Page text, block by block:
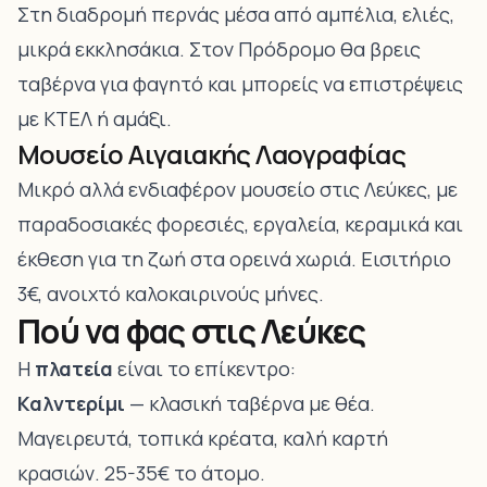
Στη διαδρομή περνάς μέσα από αμπέλια, ελιές,
μικρά εκκλησάκια. Στον Πρόδρομο θα βρεις
ταβέρνα για φαγητό και μπορείς να επιστρέψεις
με ΚΤΕΛ ή αμάξι.
Μουσείο Αιγαιακής Λαογραφίας
Μικρό αλλά ενδιαφέρον μουσείο στις Λεύκες, με
παραδοσιακές φορεσιές, εργαλεία, κεραμικά και
έκθεση για τη ζωή στα ορεινά χωριά. Εισιτήριο
3€, ανοιχτό καλοκαιρινούς μήνες.
Πού να φας στις Λεύκες
Η πλατεία είναι το επίκεντρο:
Καλντερίμι — κλασική ταβέρνα με θέα.
Μαγειρευτά, τοπικά κρέατα, καλή καρτή
κρασιών. 25-35€ το άτομο.